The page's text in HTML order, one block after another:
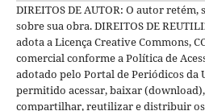
DIREITOS DE AUTOR: O autor
sobre sua obra. DIREITOS DE
adota a Licença Creative Commons,
comercial conforme a Política de
adotado pelo Portal de Periódicos da
permitido acessar, baixar
compartilhar, reutilizar e distribuir os